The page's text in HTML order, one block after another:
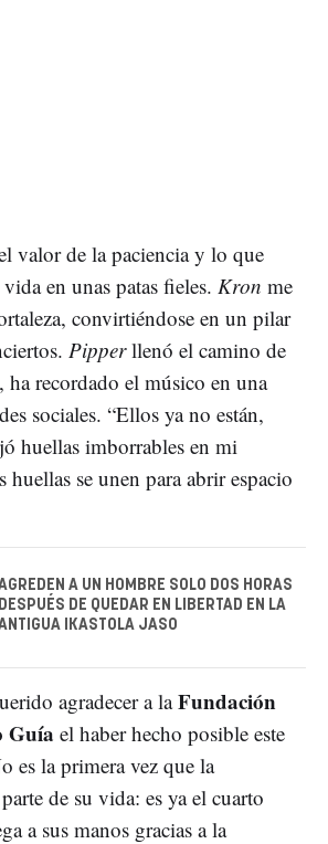
valor de la paciencia y lo que
en unas patas fieles. Kron me
convirtiéndose en un pilar
Pipperllenó el camino de
ha recordado el músico en una
sociales. “Ellos ya no están,
huellas imborrables en mi
huellas se unen para abrir espacio
A UN HOMBRE SOLO DOS HORAS
DESPUÉS DE QUEDAR EN LIBERTAD EN LA
IKASTOLA JASO
agradecer a laFundación
Guía el haber hecho posible este
es la primera vez que la
de su vida: es ya el cuarto
a sus manos gracias a la